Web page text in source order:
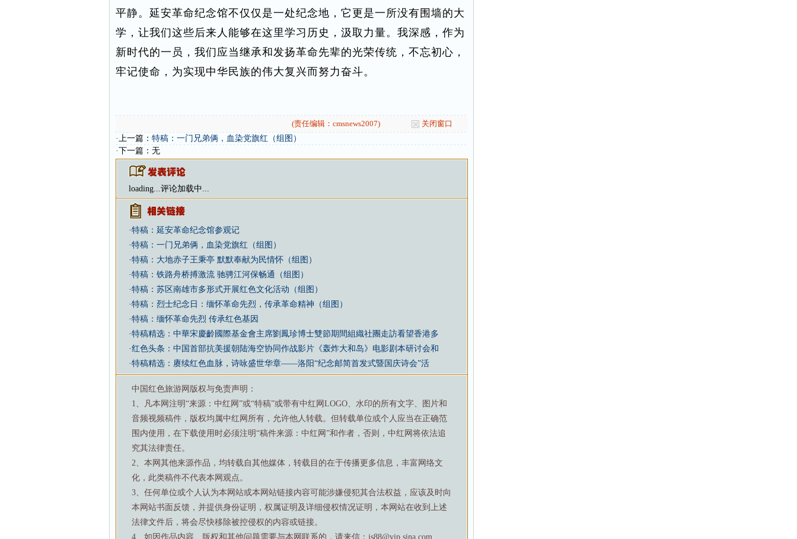
平静。延安革命纪念馆不仅仅是一处纪念地，它更是一所没有围墙的大
学，让我们这些后来人能够在这里学习历史，汲取力量。我深感，作为
新时代的一员，我们应当继承和发扬革命先辈的光荣传统，不忘初心，
牢记使命，为实现中华民族的伟大复兴而努力奋斗。
(责任编辑：cmsnews2007)
关闭窗口
·上一篇： 特稿：一门兄弟俩，血染党旗红（组图）
·下一篇：无
loading...评论加载中...
·特稿：延安革命纪念馆参观记
·特稿：一门兄弟俩，血染党旗红（组图）
·特稿：大地赤子王秉亭 默默奉献为民情怀（组图）
·特稿：铁路舟桥搏激流 驰骋江河保畅通（组图）
·特稿：苏区南雄市多形式开展红色文化活动（组图）
·特稿：烈士纪念日：缅怀革命先烈，传承革命精神（组图）
·特稿：缅怀革命先烈 传承红色基因
·特稿精选：中華宋慶齡國際基金會主席劉鳳珍博士雙節期間組織社團走訪看望香港多
·红色头条：中国首部抗美援朝陆海空协同作战影片《轰炸大和岛》电影剧本研讨会和
·特稿精选：赓续红色血脉，诗咏盛世华章——洛阳“纪念邮简首发式暨国庆诗会”活
中国红色旅游网版权与免责声明：
1、凡本网注明“来源：中红网”或“特稿”或带有中红网LOGO、水印的所有文字、图片和
音频视频稿件，版权均属中红网所有，允许他人转载。但转载单位或个人应当在正确范
围内使用，在下载使用时必须注明“稿件来源：中红网”和作者，否则，中红网将依法追
究其法律责任。
2、本网其他来源作品，均转载自其他媒体，转载目的在于传播更多信息，丰富网络文
化，此类稿件不代表本网观点。
3、任何单位或个人认为本网站或本网站链接内容可能涉嫌侵犯其合法权益，应该及时向
本网站书面反馈，并提供身份证明，权属证明及详细侵权情况证明，本网站在收到上述
法律文件后，将会尽快移除被控侵权的内容或链接。
4、如因作品内容、版权和其他问题需要与本网联系的，请来信：js88@vip.sina.com